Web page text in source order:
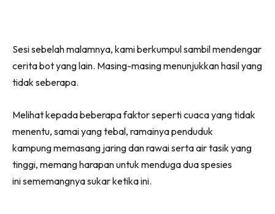
Sesi sebelah malamnya, kami berkumpul sambil mendengar
cerita bot yang lain. Masing-masing menunjukkan hasil yang
tidak seberapa.
Melihat kepada beberapa faktor seperti cuaca yang tidak
menentu, samai yang tebal, ramainya penduduk
kampung memasang jaring dan rawai serta air tasik yang
tinggi, memang harapan untuk menduga dua spesies
ini sememangnya sukar ketika ini.